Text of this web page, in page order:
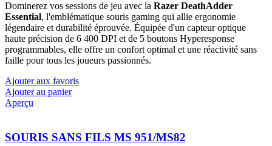
Dominerez vos sessions de jeu avec la Razer DeathAdder
Essential, l'emblématique souris gaming qui allie ergonomie
légendaire et durabilité éprouvée. Équipée d'un capteur optique
haute précision de 6 400 DPI et de 5 boutons Hyperesponse
programmables, elle offre un confort optimal et une réactivité sans
faille pour tous les joueurs passionnés.
Ajouter aux favoris
Ajouter au panier
Aperçu
SOURIS SANS FILS MS 951/MS82